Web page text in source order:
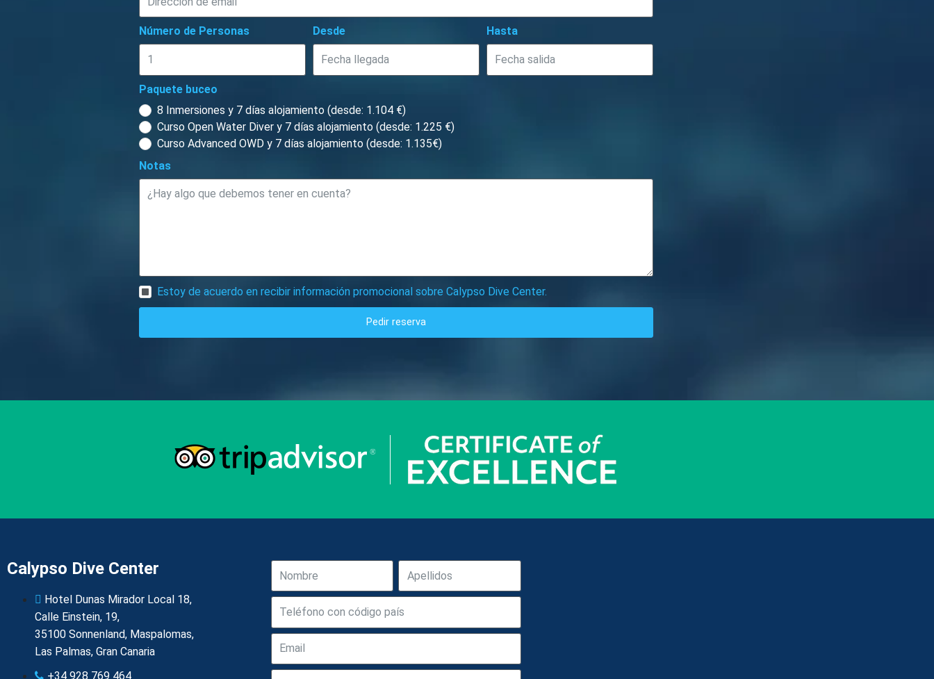
Número de Personas Desde Hasta
Paquete buceo
8 Inmersiones y 7 días alojamiento (desde: 1.104 €)
Curso Open Water Diver y 7 días alojamiento (desde: 1.225 €)
Curso Advanced OWD y 7 días alojamiento (desde: 1.135€)
Notas
Estoy de acuerdo en recibir información promocional sobre Calypso Dive Center.
Pedir reserva
Calypso Dive Center
Hotel Dunas Mirador Local 18,
Calle Einstein, 19,
35100 Sonnenland, Maspalomas,
Las Palmas, Gran Canaria
+34 928 769 464